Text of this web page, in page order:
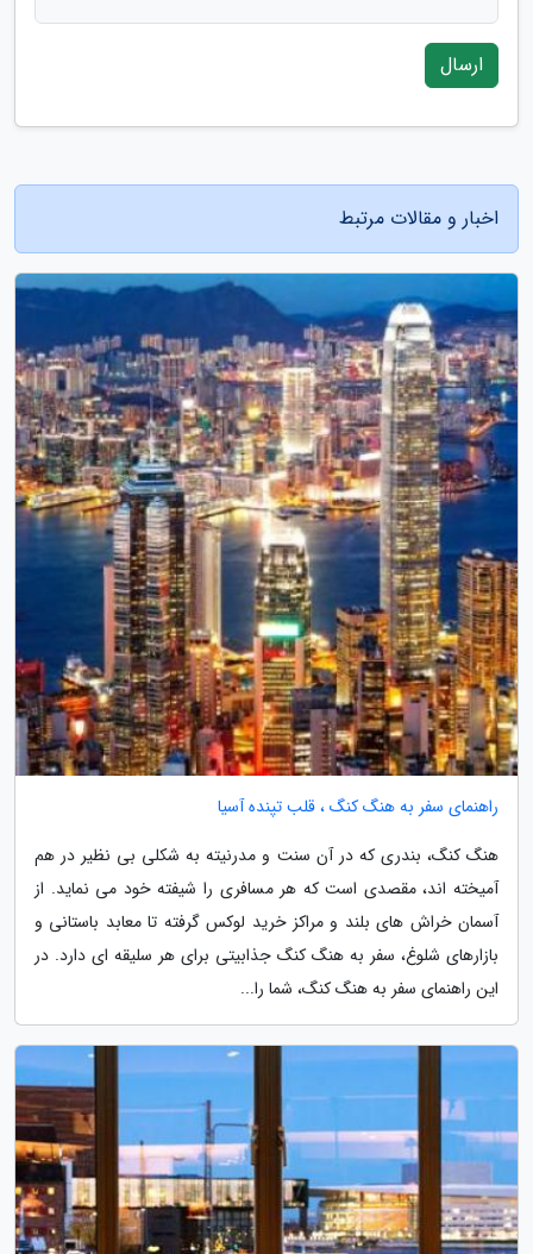
ارسال
اخبار و مقالات مرتبط
راهنمای سفر به هنگ کنگ ، قلب تپنده آسیا
هنگ کنگ، بندری که در آن سنت و مدرنیته به شکلی بی نظیر در هم
آمیخته اند، مقصدی است که هر مسافری را شیفته خود می نماید. از
آسمان خراش های بلند و مراکز خرید لوکس گرفته تا معابد باستانی و
بازارهای شلوغ، سفر به هنگ کنگ جذابیتی برای هر سلیقه ای دارد. در
این راهنمای سفر به هنگ کنگ، شما را...